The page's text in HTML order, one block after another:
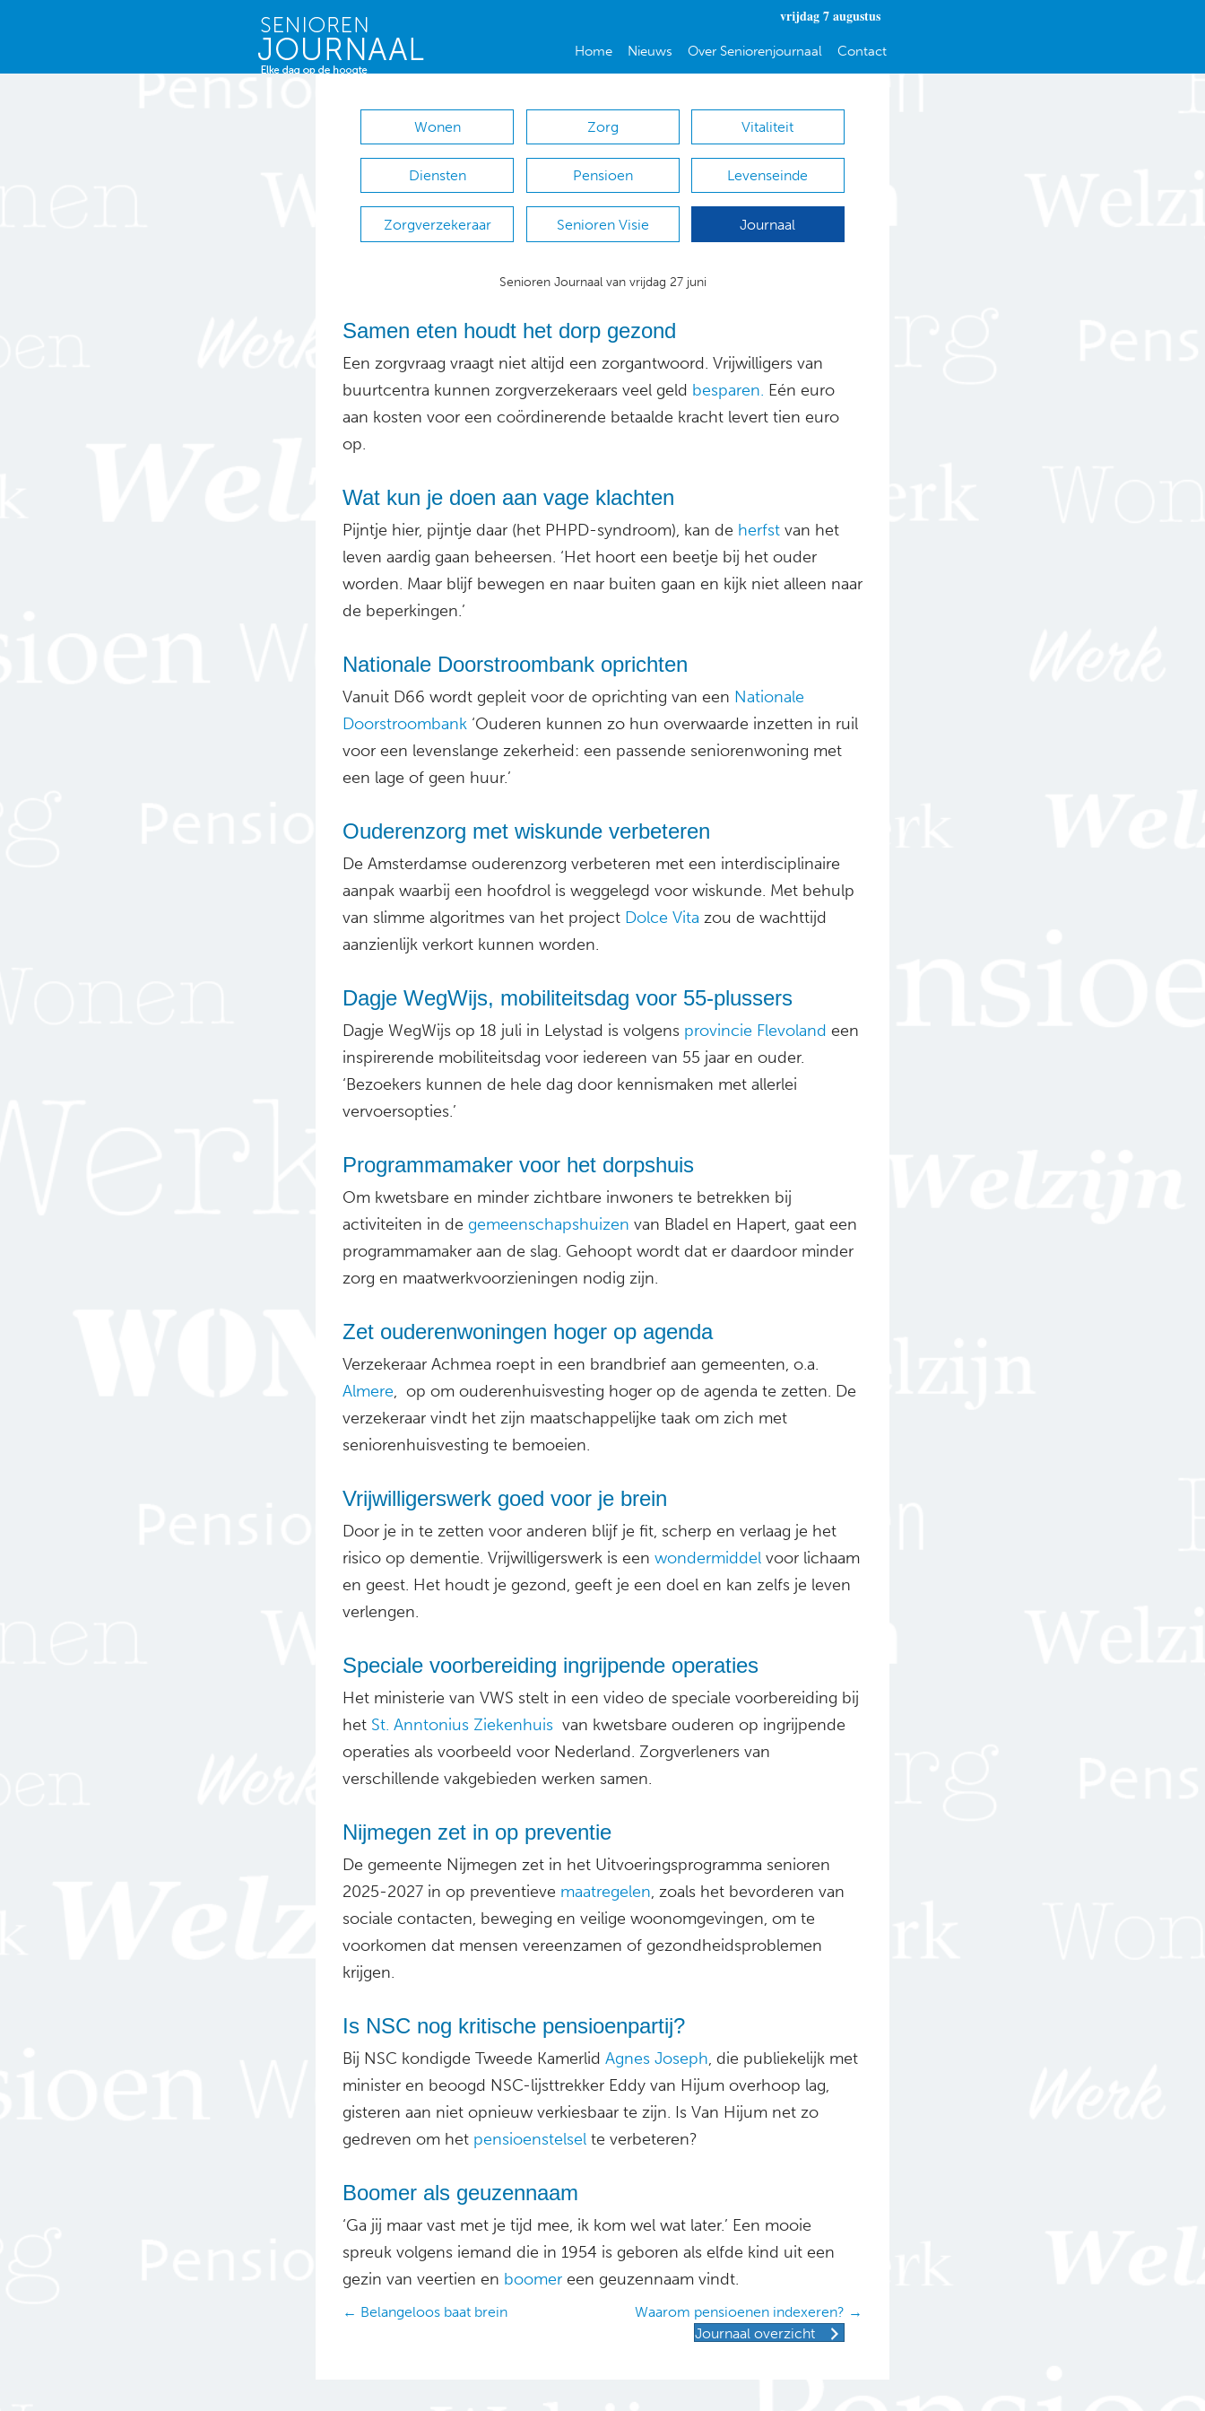
vrijdag 7 augustus
Home Nieuws Over Seniorenjournaal Contact
Wonen Zorg Vitaliteit
Diensten Pensioen Levenseinde
Zorgverzekeraar Senioren Visie Journaal
Senioren Journaal van vrijdag 27 juni
Samen eten houdt het dorp gezond
Een zorgvraag vraagt niet altijd een zorgantwoord. Vrijwilligers van
buurtcentra kunnen zorgverzekeraars veel geld besparen. Eén euro
aan kosten voor een coördinerende betaalde kracht levert tien euro
op.
Wat kun je doen aan vage klachten
Pijntje hier, pijntje daar (het PHPD-syndroom), kan de herfst van het
leven aardig gaan beheersen. ‘Het hoort een beetje bij het ouder
worden. Maar blijf bewegen en naar buiten gaan en kijk niet alleen naar
de beperkingen.’
Nationale Doorstroombank oprichten
Vanuit D66 wordt gepleit voor de oprichting van een Nationale
Doorstroombank ‘Ouderen kunnen zo hun overwaarde inzetten in ruil
voor een levenslange zekerheid: een passende seniorenwoning met
een lage of geen huur.’
Ouderenzorg met wiskunde verbeteren
De Amsterdamse ouderenzorg verbeteren met een interdisciplinaire
aanpak waarbij een hoofdrol is weggelegd voor wiskunde. Met behulp
van slimme algoritmes van het project Dolce Vita zou de wachttijd
aanzienlijk verkort kunnen worden.
Dagje WegWijs, mobiliteitsdag voor 55-plussers
Dagje WegWijs op 18 juli in Lelystad is volgens provincie Flevoland een
inspirerende mobiliteitsdag voor iedereen van 55 jaar en ouder.
‘Bezoekers kunnen de hele dag door kennismaken met allerlei
vervoersopties.’
Programmamaker voor het dorpshuis
Om kwetsbare en minder zichtbare inwoners te betrekken bij
activiteiten in de gemeenschapshuizen van Bladel en Hapert, gaat een
programmamaker aan de slag. Gehoopt wordt dat er daardoor minder
zorg en maatwerkvoorzieningen nodig zijn.
Zet ouderenwoningen hoger op agenda
Verzekeraar Achmea roept in een brandbrief aan gemeenten, o.a.
Almere, op om ouderenhuisvesting hoger op de agenda te zetten. De
verzekeraar vindt het zijn maatschappelijke taak om zich met
seniorenhuisvesting te bemoeien.
Vrijwilligerswerk goed voor je brein
Door je in te zetten voor anderen blijf je fit, scherp en verlaag je het
risico op dementie. Vrijwilligerswerk is een wondermiddel voor lichaam
en geest. Het houdt je gezond, geeft je een doel en kan zelfs je leven
verlengen.
Speciale voorbereiding ingrijpende operaties
Het ministerie van VWS stelt in een video de speciale voorbereiding bij
het St. Anntonius Ziekenhuis van kwetsbare ouderen op ingrijpende
operaties als voorbeeld voor Nederland. Zorgverleners van
verschillende vakgebieden werken samen.
Nijmegen zet in op preventie
De gemeente Nijmegen zet in het Uitvoeringsprogramma senioren
2025-2027 in op preventieve maatregelen, zoals het bevorderen van
sociale contacten, beweging en veilige woonomgevingen, om te
voorkomen dat mensen vereenzamen of gezondheidsproblemen
krijgen.
Is NSC nog kritische pensioenpartij?
Bij NSC kondigde Tweede Kamerlid Agnes Joseph, die publiekelijk met
minister en beoogd NSC-lijsttrekker Eddy van Hijum overhoop lag,
gisteren aan niet opnieuw verkiesbaar te zijn. Is Van Hijum net zo
gedreven om het pensioenstelsel te verbeteren?
Boomer als geuzennaam
‘Ga jij maar vast met je tijd mee, ik kom wel wat later.’ Een mooie
spreuk volgens iemand die in 1954 is geboren als elfde kind uit een
gezin van veertien en boomer een geuzennaam vindt.
Posts
← Belangeloos baat brein
Waarom pensioenen indexeren? →
Journaal overzicht